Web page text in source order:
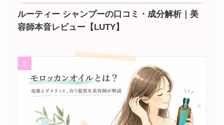
ルーティー シャンプーの口コミ・成分解析｜美
容師本音レビュー【LUTY】
2